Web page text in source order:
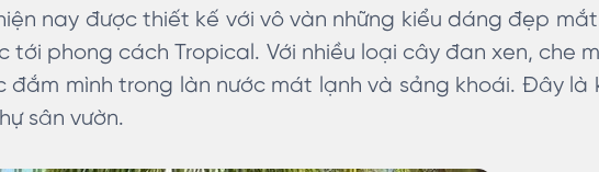
nay được thiết kế với vô vàn những kiểu dáng đẹp
tới phong cách Tropical. Với nhiều loại cây đan xen, che
đắm mình trong làn nước mát lạnh và sảng khoái. Đây là
sân vườn.